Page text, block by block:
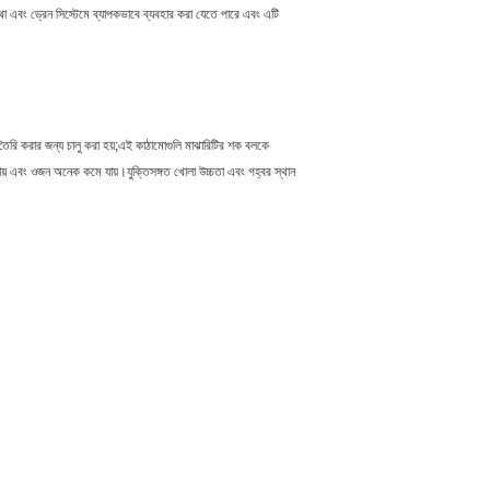
ড্রেন সিস্টেমে ব্যাপকভাবে ব্যবহার করা যেতে পারে এবং এটি
করার জন্য চালু করা হয়;এই কাঠামোগুলি মাঝারিটির শক বলকে
এবং ওজন অনেক কমে যায়।যুক্তিসঙ্গত খোলা উচ্চতা এবং গহ্বর স্থান